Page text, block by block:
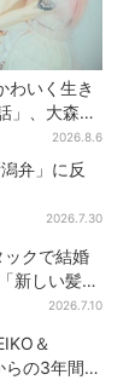
わいく生き
」、大森靖
2026.8.6
弁」に反
2026.7.30
クで結婚
新しい髪
2026.7.10
＆
らの3年間